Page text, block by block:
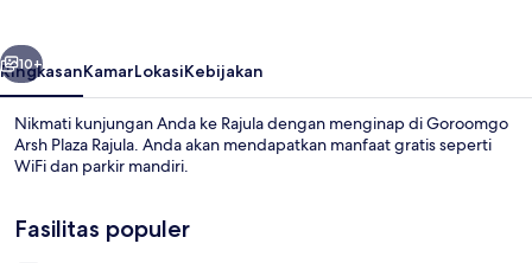
Berikutnya
10+
RingkasanKamarLokasiKebijakan
Nikmati kunjungan Anda ke Rajula dengan menginap di Goroomgo
Arsh Plaza Rajula. Anda akan mendapatkan manfaat gratis seperti
WiFi dan parkir mandiri.
Fasilitas populer